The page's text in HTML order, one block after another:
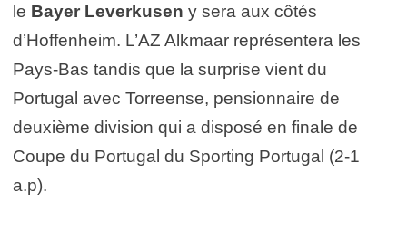
le Bayer Leverkusen y sera aux côtés
d’Hoffenheim. L’AZ Alkmaar représentera les
Pays-Bas tandis que la surprise vient du
Portugal avec Torreense, pensionnaire de
deuxième division qui a disposé en finale de
Coupe du Portugal du Sporting Portugal (2-1
a.p).